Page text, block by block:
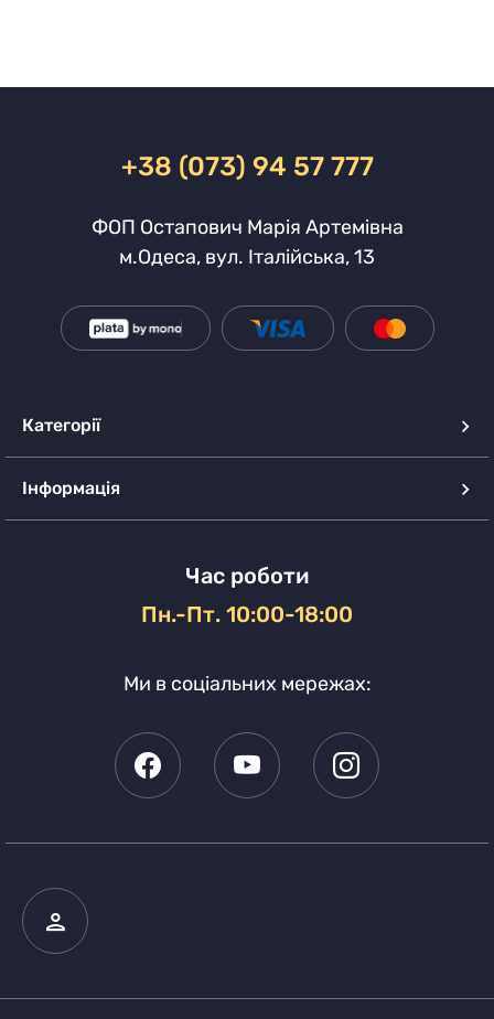
+38 (073) 94 57 777
ФОП Остапович Марія Артемівна
м.Одеса, вул. Італійська, 13
Категорії
Інформація
Час роботи
Пн.-Пт. 10:00-18:00
Ми в соціальних мережах: